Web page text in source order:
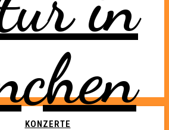
KONZERTE